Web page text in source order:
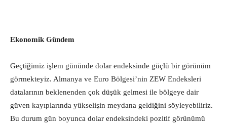
Ekonomik Gündem
Geçtiğimiz işlem gününde dolar endeksinde güçlü bir görünüm
görmekteyiz. Almanya ve Euro Bölgesi’nin ZEW Endeksleri
datalarının beklenenden çok düşük gelmesi ile bölgeye dair
güven kayıplarında yükselişin meydana geldiğini söyleyebiliriz.
Bu durum gün boyunca dolar endeksindeki pozitif görünümü